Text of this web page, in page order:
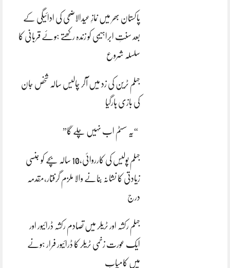
پاکستان بھر میں نمازِ عیدالاضحی کی ادائیگی کے
بعد سنتِ ابراہیمی کو زندہ رکھتے ہوئے قربانی کا
سلسلہ شروع
جہلم ٹرین کی زد میں آکر چالیس سالہ شخص جان
کی بازی ہارگیا
“یہ سسٹم اب نہیں چلے گا”
جہلم پولیس کی کارروائی،10 سالہ بچے کو جنسی
زیادتی کا نشانہ بنانے والا ملزم گرفتار،مقدمہ
درج
جہلم رکشہ اور ٹریلر میں تصادم رکشہ ڈرائیور اور
ایک عورت زخمی ٹریلر کا ڈرائیور فرار ہونے
میں کامیاب